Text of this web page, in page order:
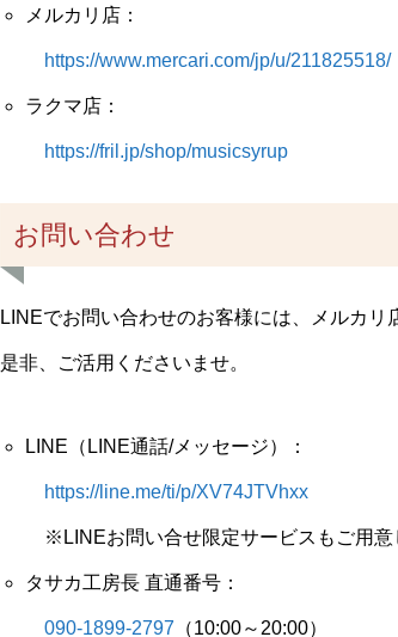
メルカリ店：
https://www.mercari.com/jp/u/211825518/
ラクマ店：
https://fril.jp/shop/musicsyrup
お問い合わせ
LINEでお問い合わせのお客様には、メルカ
是非、ご活用くださいませ。
LINE（LINE通話/メッセージ）：
https://line.me/ti/p/XV74JTVhxx
※LINEお問い合せ限定サービスもご用意
タサカ工房長 直通番号：
090-1899-2797 （10:00～20:00）